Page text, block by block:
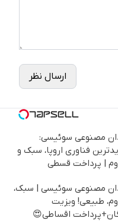
ارسال نظر
مصنوعی سوئیسی:
فناوری اروپا، سبک و
| پرداخت قسطی
مصنوعی سوئیسی | سبک،
طبیعی! ویزیت
اقساطی😍